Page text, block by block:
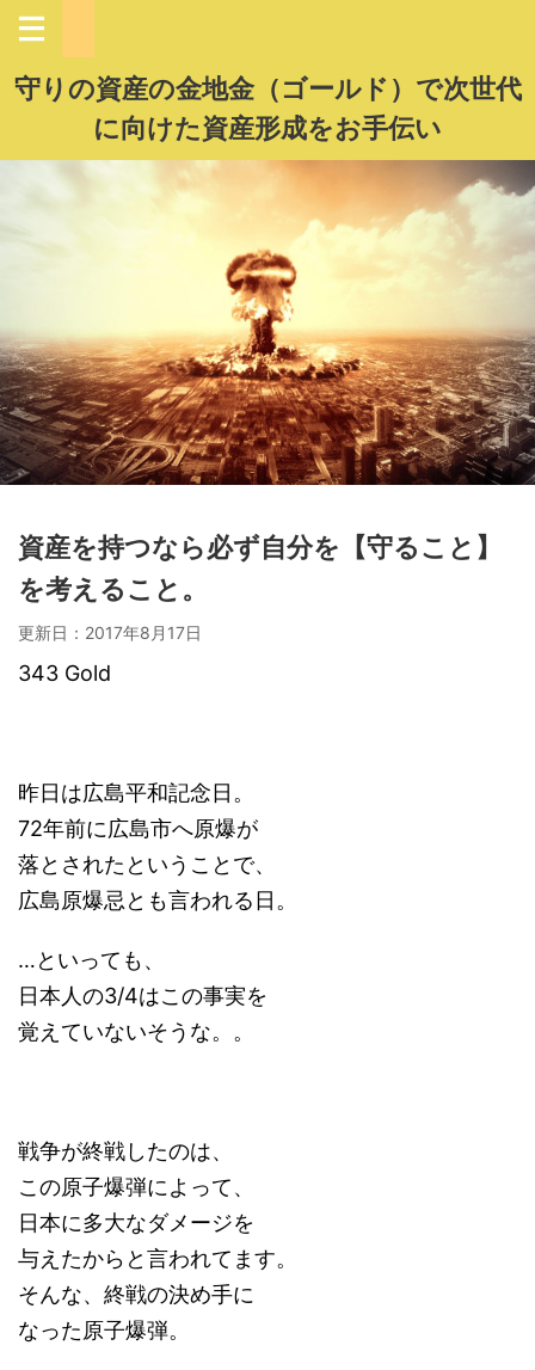
守りの資産の金地金（ゴールド）で次世代
に向けた資産形成をお手伝い
資産を持つなら必ず自分を【守ること】
を考えること。
更新日： 2017年8月17日
343 Gold
昨日は広島平和記念日。
72年前に広島市へ原爆が
落とされたということで、
広島原爆忌とも言われる日。
…といっても、
日本人の3/4はこの事実を
覚えていないそうな。。
戦争が終戦したのは、
この原子爆弾によって、
日本に多大なダメージを
与えたからと言われてます。
そんな、終戦の決め手に
なった原子爆弾。